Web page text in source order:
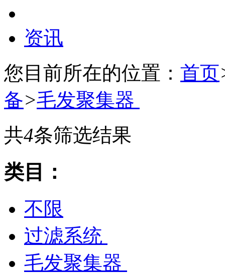
资讯
您目前所在的位置： 首页
备>毛发聚集器
共4条筛选结果
类目：
不限
过滤系统
毛发聚集器